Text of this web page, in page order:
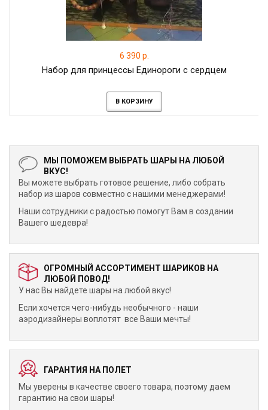
6 390 р.
Набор для принцессы Единороги с сердцем
В КОРЗИНУ
МЫ ПОМОЖЕМ ВЫБРАТЬ ШАРЫ НА ЛЮБОЙ
ВКУС!
Вы можете выбрать готовое решение, либо собрать
набор из шаров совместно с нашими менеджерами!
Наши сотрудники с радостью помогут Вам в создании
Вашего шедевра!
ОГРОМНЫЙ АССОРТИМЕНТ ШАРИКОВ НА
ЛЮБОЙ ПОВОД!
У нас Вы найдете шары на любой вкус!
Если хочется чего-нибудь необычного - наши
аэродизайнеры воплотят все Ваши мечты!
ГАРАНТИЯ НА ПОЛЕТ
Мы уверены в качестве своего товара, поэтому даем
гарантию на свои шары!